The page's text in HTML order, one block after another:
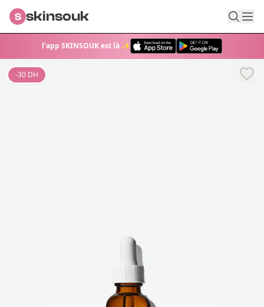
l'app SKINSOUK est là ✨
S skinsouk
-30 DH